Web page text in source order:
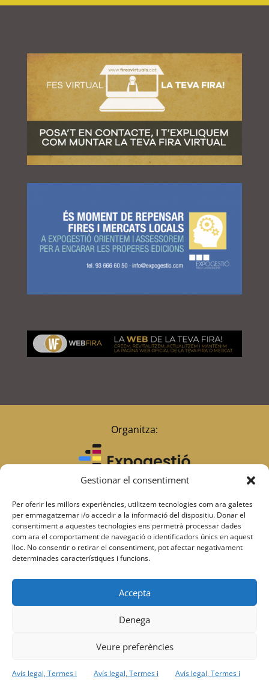
Gestionar el consentiment
Per oferir les millors experiències, utilitzem tecnologies com ara galetes
per emmagatzemar i/o accedir a la informació del dispositiu. Donar el
consentiment a aquestes tecnologies ens permetrà processar dades
com ara el comportament de navegació o identificadors únics en aquest
lloc. No consentir o retirar el consentiment, pot afectar negativament
determinades característiques i funcions.
Accepta
Denega
Veure preferències
Avís legal, Termes i
Avís legal, Termes i
Avís legal, Termes i
Organitza:
Amb el suport: Amb el suport:
Avís legal, Termes i Condicions d’ús i Política de